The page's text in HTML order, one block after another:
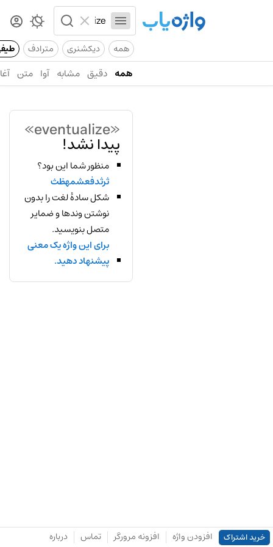
همه دیکشنری مترادف
همه دقیق مشابه آوا متن
«eventualize»
پیدا نشد!
منظور شما این بود؟
ثرثدفعشمهظث
شکل سادهٔ لغت را بدون
نوشتن وندها و ضمایر
متصل بنویسید.
برای این واژه یک معنی
پیشنهاد دهید.
خرید اشتراک افزودن واژه افزونه مرورگر تماس درباره